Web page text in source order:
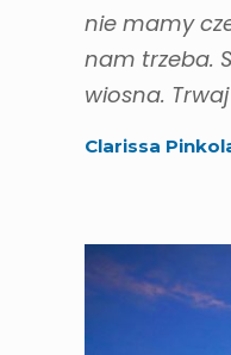
nie mamy
nam trzeba.
wiosna.
Clarissa